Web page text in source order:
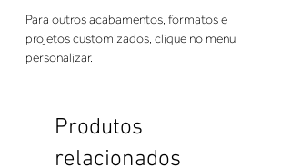
Para outros acabamentos, formatos e
projetos customizados, clique no menu
personalizar.
Produtos
relacionados